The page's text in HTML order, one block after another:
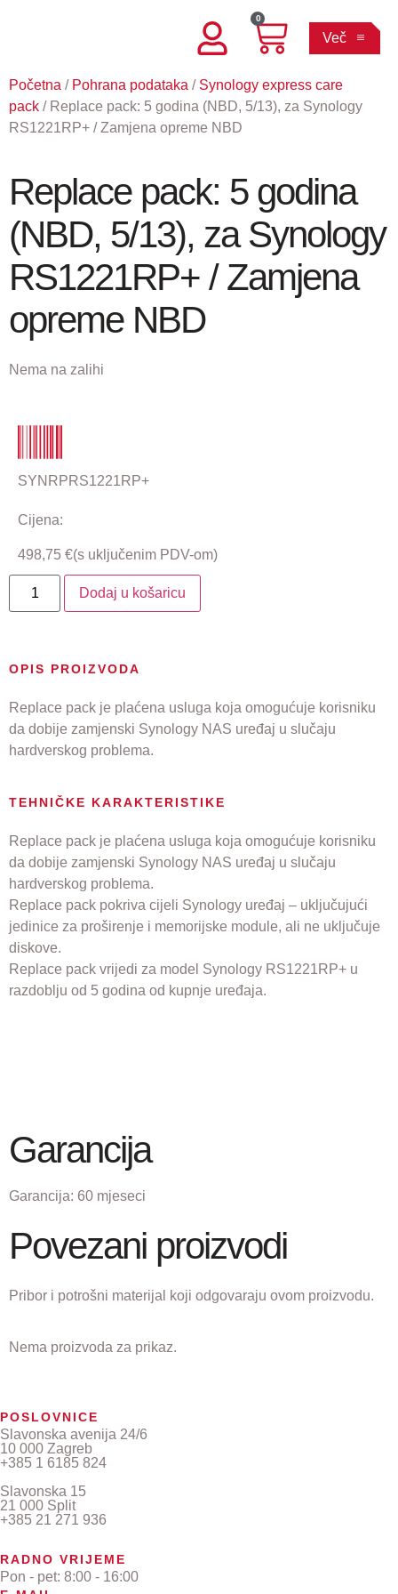
0
Več
Početna / Pohrana podataka / Synology express care
pack / Replace pack: 5 godina (NBD, 5/13), za Synology
RS1221RP+ / Zamjena opreme NBD
Replace pack: 5 godina
(NBD, 5/13), za Synology
RS1221RP+ / Zamjena
opreme NBD
Nema na zalihi
SYNRPRS1221RP+
Cijena:
498,75 €(s uključenim PDV-om)
Dodaj u košaricu
OPIS PROIZVODA
Replace pack je plaćena usluga koja omogućuje korisniku
da dobije zamjenski Synology NAS uređaj u slučaju
hardverskog problema.
TEHNIČKE KARAKTERISTIKE
Replace pack je plaćena usluga koja omogućuje korisniku
da dobije zamjenski Synology NAS uređaj u slučaju
hardverskog problema.
Replace pack pokriva cijeli Synology uređaj – uključujući
jedinice za proširenje i memorijske module, ali ne uključuje
diskove.
Replace pack vrijedi za model Synology RS1221RP+ u
razdoblju od 5 godina od kupnje uređaja.
Garancija
Garancija: 60 mjeseci
Povezani proizvodi
Pribor i potrošni materijal koji odgovaraju ovom proizvodu.
Nema proizvoda za prikaz.
POSLOVNICE
Slavonska avenija 24/6
10 000 Zagreb
+385 1 6185 824
Slavonska 15
21 000 Split
+385 21 271 936
RADNO VRIJEME
Pon - pet: 8:00 - 16:00